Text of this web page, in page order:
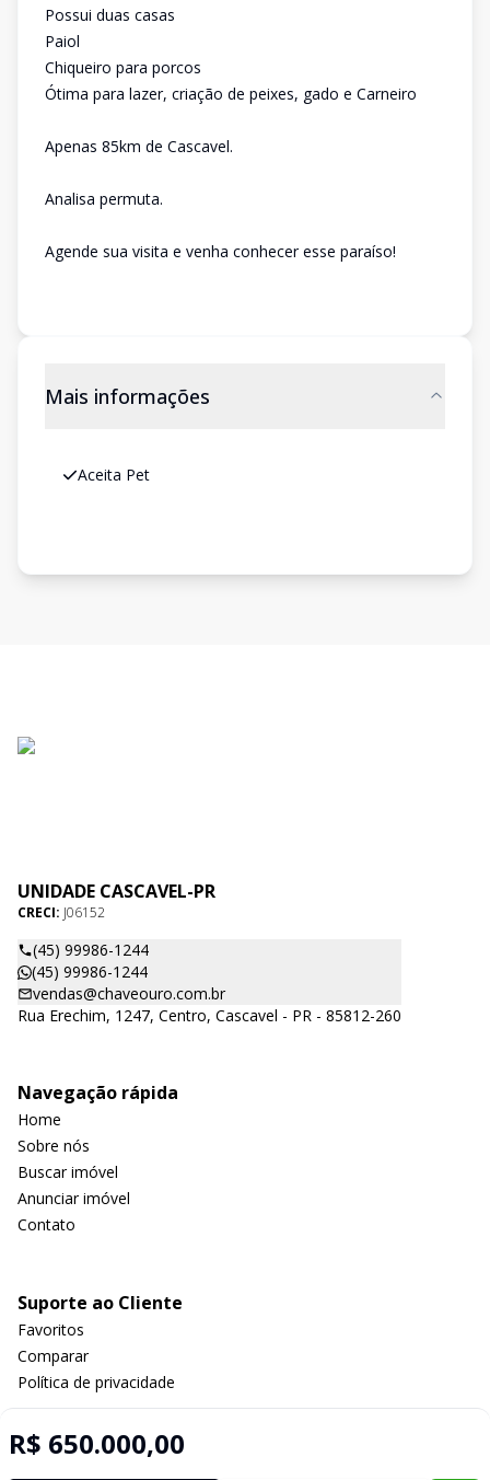
Possui duas casas
Paiol
Chiqueiro para porcos
Ótima para lazer, criação de peixes, gado e Carneiro
Apenas 85km de Cascavel.
Analisa permuta.
Agende sua visita e venha conhecer esse paraíso!
Mais informações
Aceita Pet
R$ 650.000,00
UNIDADE CASCAVEL-PR
CRECI: J06152
(45) 99986-1244
(45) 99986-1244
vendas@chaveouro.com.br
Rua Erechim, 1247, Centro, Cascavel - PR - 85812-260
Navegação rápida
Home
Sobre nós
Buscar imóvel
Anunciar imóvel
Contato
Suporte ao Cliente
Favoritos
Comparar
Política de privacidade